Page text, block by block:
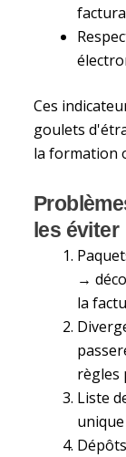
Ces
goulets
la formation
les éviter
→
la
règles
Liste